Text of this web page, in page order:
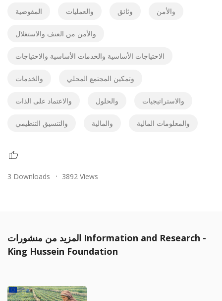
المفوضية والعمليات وثائق والأمن
والأمن من العنف والاستغلال
الاحتياجات الأساسية والخدمات الأساسية والاحتياجات
والخدمات وتمكين المجتمع المحلي
والاعتماد على الذات والحلول والاستراتيجيات
والتنسيق التنظيمي والمالية والمعلومات المالية
3 Downloads 3892 Views
المزيد من منشورات Information and Research -
King Hussein Foundation